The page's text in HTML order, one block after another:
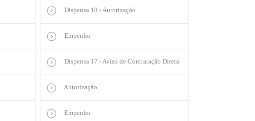
Dispensa 18 - Autorização
Empenho
Dispensa 17 - Aviso de Contratação Direta
Autorização
Empenho